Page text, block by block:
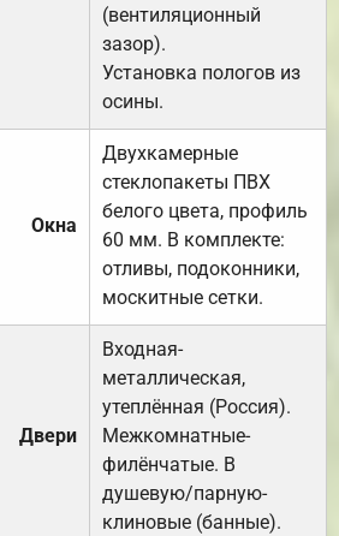
(вентиляционный
зазор).
Установка пологов из
осины.
Окна
Двухкамерные
стеклопакеты ПВХ
белого цвета, профиль
60 мм. В комплекте:
отливы, подоконники,
москитные сетки.
Двери
Входная-
металлическая,
утеплённая (Россия).
Межкомнатные-
филёнчатые. В
душевую/парную-
клиновые (банные).